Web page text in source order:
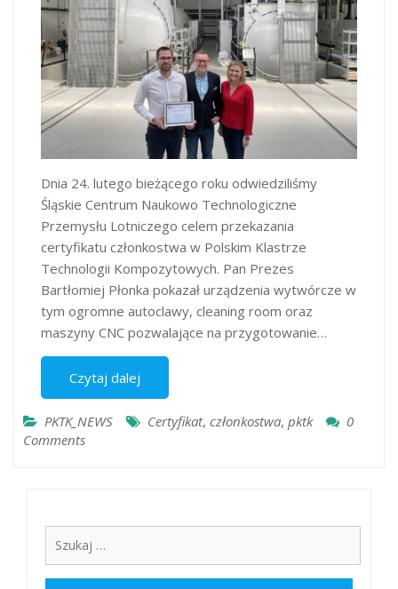
Dnia 24. lutego bieżącego roku odwiedziliśmy
Śląskie Centrum Naukowo Technologiczne
Przemysłu Lotniczego celem przekazania
certyfikatu członkostwa w Polskim Klastrze
Technologii Kompozytowych. Pan Prezes
Bartłomiej Płonka pokazał urządzenia wytwórcze w
tym ogromne autoclawy, cleaning room oraz
maszyny CNC pozwalające na przygotowanie…
Czytaj dalej
PKTK_NEWS Certyfikat, członkostwa, pktk
0
Comments